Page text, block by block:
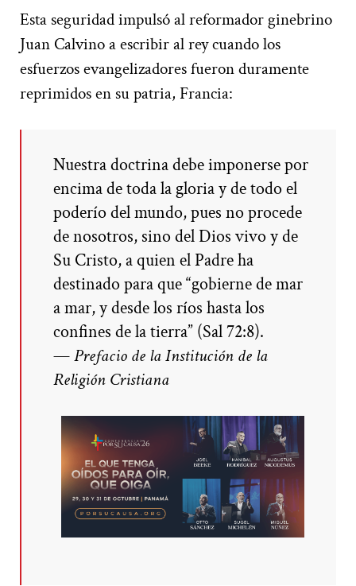
Esta seguridad impulsó al reformador ginebrino
Juan Calvino a escribir al rey cuando los
esfuerzos evangelizadores fueron duramente
reprimidos en su patria, Francia:
Nuestra doctrina debe imponerse por
encima de toda la gloria y de todo el
poderío del mundo, pues no procede
de nosotros, sino del Dios vivo y de
Su Cristo, a quien el Padre ha
destinado para que “gobierne de mar
a mar, y desde los ríos hasta los
confines de la tierra” (Sal 72:8).
—Prefacio de laInstitución de la
Religión Cristiana